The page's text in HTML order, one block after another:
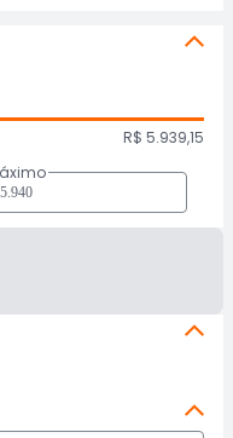
R$ 5.939,15